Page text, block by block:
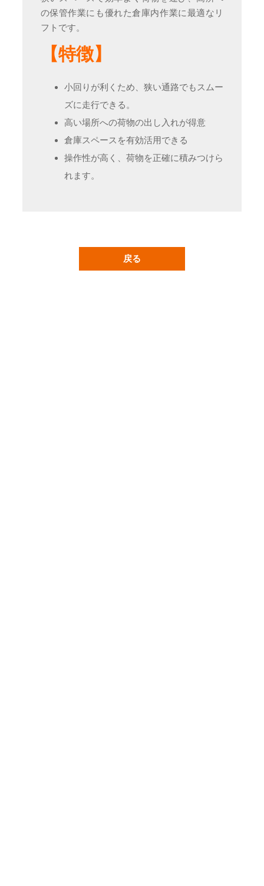
の保管作業にも優れた倉庫内作業に最適なリ
フトです。
【特徴】
小回りが利くため、狭い通路でもスムー
ズに走行できる。
高い場所への荷物の出し入れが得意
倉庫スペースを有効活用できる
操作性が高く、荷物を正確に積みつけら
れます。
戻る